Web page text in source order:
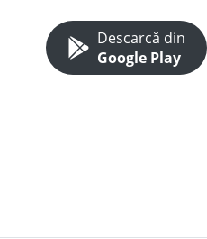
Descarcă din
Google Play